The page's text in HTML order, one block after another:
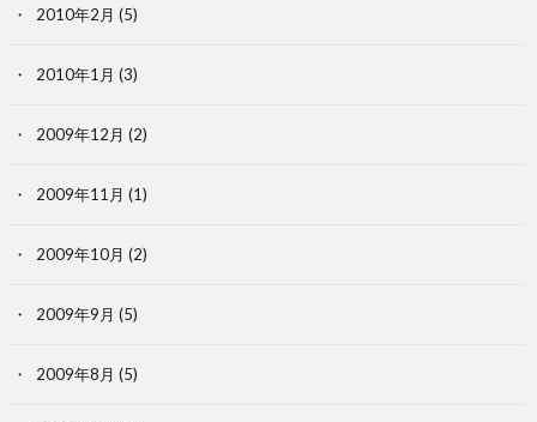
2010年2月 (5)
2010年1月 (3)
2009年12月 (2)
2009年11月 (1)
2009年10月 (2)
2009年9月 (5)
2009年8月 (5)